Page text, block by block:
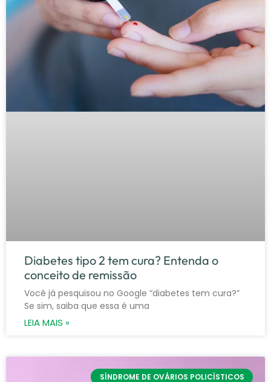
Diabetes tipo 2 tem cura? Entenda o
conceito de remissão
Você já pesquisou no Google “diabetes tem cura?”
Se sim, saiba que essa é uma
LEIA MAIS »
SÍNDROME DE OVÁRIOS POLICÍSTICOS